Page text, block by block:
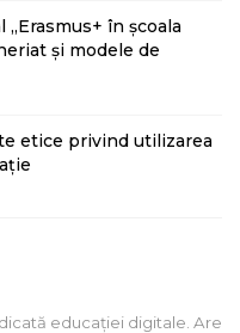
în școala
și modele de
etice privind utilizarea
educației digitale. Are